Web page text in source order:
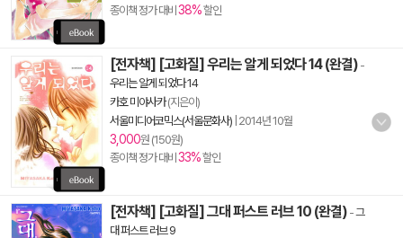
종이책 정가 대비 38%할인
[전자책] [고화질] 우리는 알게 되었다 14 (완결) -
우리는 알게 되었다 14
카호 미야사카(지은이)
서울미디어코믹스(서울문화사) 2014년 10월
3,000원 (150원)
종이책 정가 대비 33%할인
[전자책] [고화질] 그대 퍼스트 러브 10 (완결) -그
대 퍼스트 러브 9